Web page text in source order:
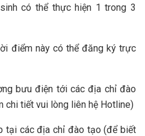
có thể thực hiện 1 trong 3
điểm này có thể đăng ký trực
bưu điện tới các địa chỉ đào
chi tiết vui lòng liên hệ Hotline)
tại các địa chỉ đào tạo (để biết